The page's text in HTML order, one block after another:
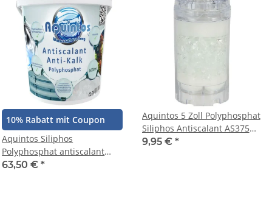
10% Rabatt mit Coupon
Aquintos Siliphos
Polyphosphat antiscalant
AS5000 zur Bindung von
63,50 €*
Aquintos 5 Zoll Polyphosphat
Siliphos Antiscalant AS375
Wasserfilter für Aquaristik
9,95 € *